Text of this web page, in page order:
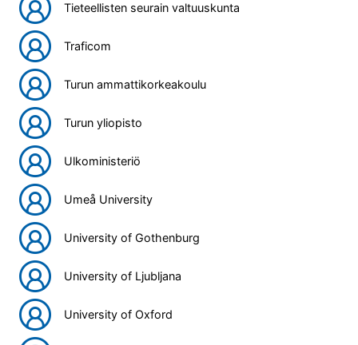
Tieteellisten seurain valtuuskunta
Traficom
Turun ammattikorkeakoulu
Turun yliopisto
Ulkoministeriö
Umeå University
University of Gothenburg
University of Ljubljana
University of Oxford